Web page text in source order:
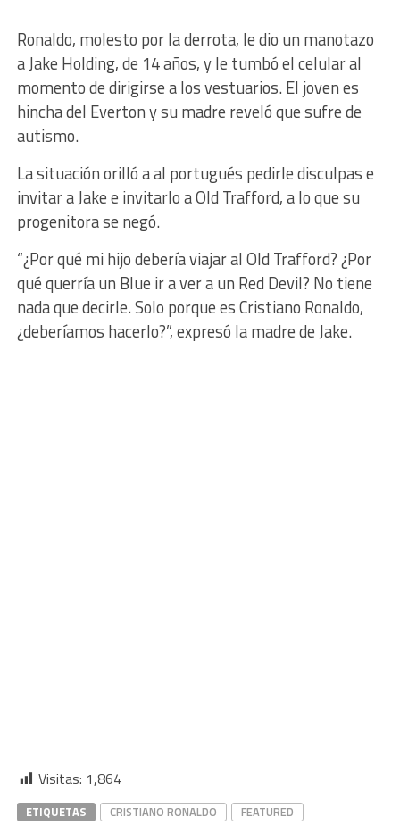
Ronaldo, molesto por la derrota, le dio un manotazo
a Jake Holding, de 14 años, y le tumbó el celular al
momento de dirigirse a los vestuarios. El joven es
hincha del Everton y su madre reveló que sufre de
autismo.
La situación orilló a al portugués pedirle disculpas e
invitar a Jake e invitarlo a Old Trafford, a lo que su
progenitora se negó.
“¿Por qué mi hijo debería viajar al Old Trafford? ¿Por
qué querría un Blue ir a ver a un Red Devil? No tiene
nada que decirle. Solo porque es Cristiano Ronaldo,
¿deberíamos hacerlo?”, expresó la madre de Jake.
Visitas: 1,864
ETIQUETAS CRISTIANO RONALDO
FEATURED